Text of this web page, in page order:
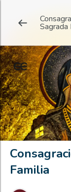
Sagrada
Familia